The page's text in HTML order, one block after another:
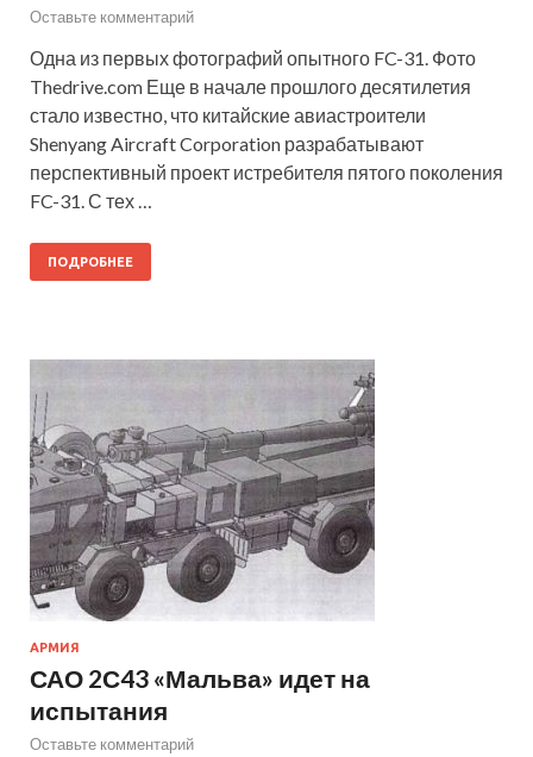
Оставьте комментарий
Одна из первых фотографий опытного FC-31. Фото
Thedrive.com Еще в начале прошлого десятилетия
стало известно, что китайские авиастроители
Shenyang Aircraft Corporation разрабатывают
перспективный проект истребителя пятого поколения
FC-31. С тех …
ПОДРОБНЕЕ
АРМИЯ
САО 2С43 «Мальва» идет на
испытания
Оставьте комментарий